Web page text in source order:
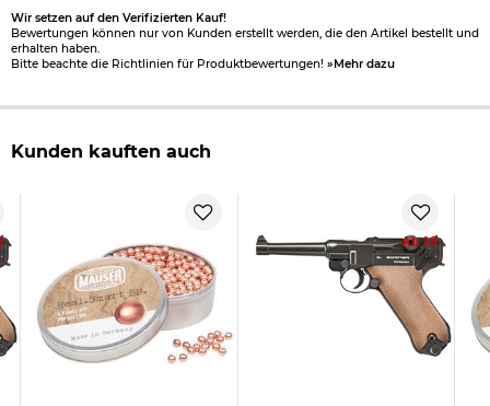
das:Führen von Messern §42a
Infos anklicken
Wir setzen auf den Verifizierten Kauf!
Bewertungen können nur von Kunden erstellt werden, die den Artikel bestellt und
erhalten haben.
Bitte beachte die Richtlinien für Produktbewertungen! »Mehr dazu
Kunden kauften auch
Ab 18